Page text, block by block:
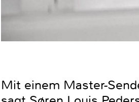
Mit einem Master-